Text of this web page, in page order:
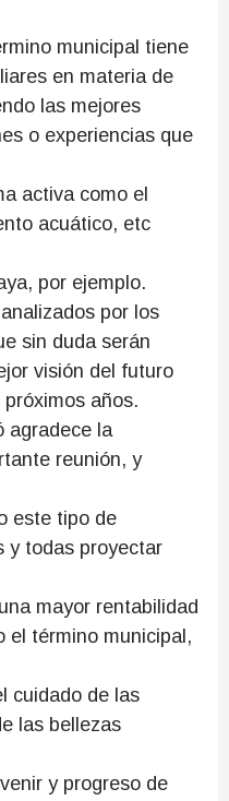
municipal tiene
en materia de
las mejores
o experiencias que
activa como el
acuático, etc
por ejemplo.
por los
sin duda serán
visión del futuro
años.
agradece la
reunión, y
este tipo de
y todas proyectar
mayor rentabilidad
el término municipal,
cuidado de las
las bellezas
y progreso de